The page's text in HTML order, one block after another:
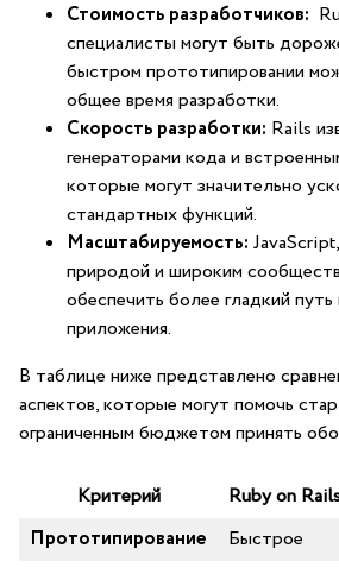
Стоимость⁢ разработчиков:
специалисты могут быть
быстром прототипировании
общее время разработки.
Скорость разработки: Rails
⁤генераторами кода и
которые могут значительно
стандартных функций.
Масштабируемость:
природой и широким
обеспечить более гладкий
приложения.
В таблице‍ ниже ⁣представлено‌
аспектов, которые могут помочь⁤
ограниченным бюджетом принять
Критерий Ruby ⁢on
Прототипирование
Быстрое